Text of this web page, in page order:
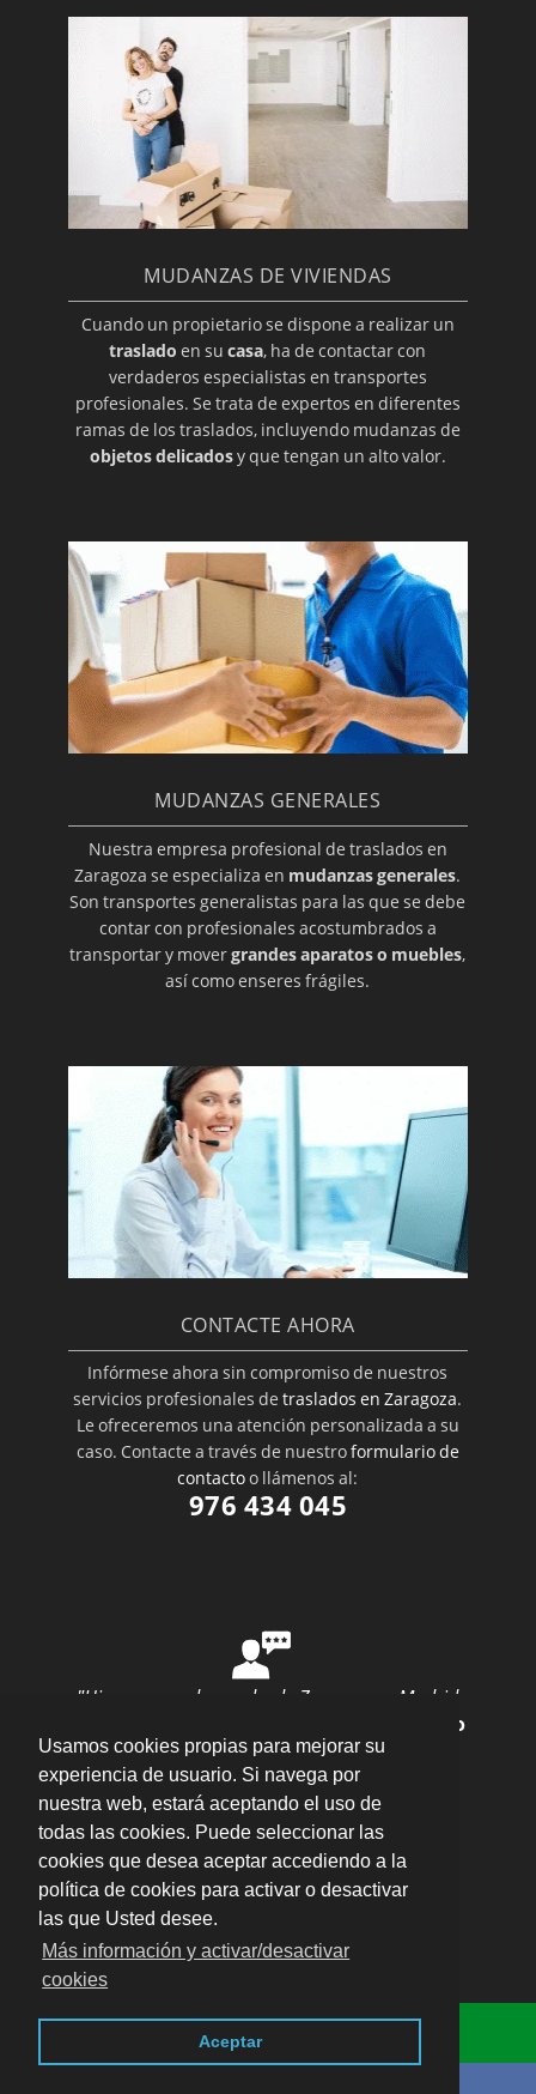
Usamos cookies propias para mejorar su
experiencia de usuario. Si navega por
nuestra web, estará aceptando el uso de
todas las cookies. Puede seleccionar las
cookies que desea aceptar accediendo a la
política de cookies para activar o desactivar
las que Usted desee.
Más información y activar/desactivar
cookies
Aceptar
MUDANZAS DE VIVIENDAS
Cuando un propietario se dispone a realizar un
traslado en sucasa, ha de contactar con
verdaderos especialistas en transportes
profesionales. Se trata de expertos en diferentes
ramas de los traslados, incluyendo mudanzas de
objetos delicadosy que tengan un alto valor.
MUDANZAS GENERALES
Nuestra empresa profesional de traslados en
Zaragoza se especializa en mudanzas generales.
Son transportes generalistas para las que se debe
contar con profesionales acostumbrados a
transportar y movergrandes aparatos o muebles,
así como enseres frágiles.
CONTACTE AHORA
Infórmese ahora sin compromiso de nuestros
servicios profesionales detraslados en Zaragoza.
Le ofreceremos una atención personalizada a su
caso. Contacte a través de nuestroformulario de
contactoo llámenos al:
976 434 045
Consulta Online
"Hice una mudanza desde Zaragoza a Madrid
Ana Rubio
valoración 10/10
Enviar opinión
Plaza del Pilar, 16 Entlo. Oficina 5, 50003 –
Aviso legal · LSSI · Política de cookies · Política
·Blog-Descarga los impresos
del Ayuntamiento de Zaragoza